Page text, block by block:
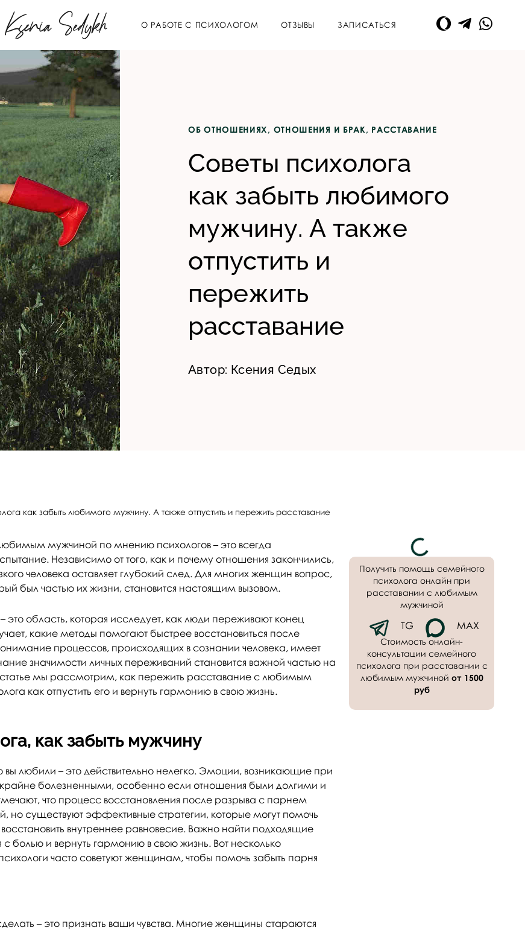
О РАБОТЕ С ПСИХОЛОГОМ ОТЗЫВЫ ЗАПИСАТЬСЯ
ОБ ОТНОШЕНИЯХ, ОТНОШЕНИЯ И БРАК, РАССТАВАНИЕ
Советы психолога
как забыть любимого
мужчину. А также
отпустить и
пережить
расставание
Автор: Ксения Седых
как забыть любимого мужчину. А также отпустить и пережить расставание
мужчиной по мнению психологов – это всегда
Независимо от того, как и почему отношения закончились,
человека оставляет глубокий след. Для многих женщин вопрос,
был частью их жизни, становится настоящим вызовом.
это область, которая исследует, как люди переживают конец
какие методы помогают быстрее восстановиться после
процессов, происходящих в сознании человека, имеет
значимости личных переживаний становится важной частью на
статье мы рассмотрим, как пережить расставание с любимым
как отпустить его и вернуть гармонию в свою жизнь.
как забыть мужчину
вы любили – это действительно нелегко. Эмоции, возникающие при
крайне болезненными, особенно если отношения были долгими и
что процесс восстановления после разрыва с парнем
но существуют эффективные стратегии, которые могут помочь
внутреннее равновесие. Важно найти подходящие
с болью и вернуть гармонию в свою жизнь. Вот несколько
часто советуют женщинам, чтобы помочь забыть парня
– это признать ваши чувства. Многие женщины стараются
Получить помощь семейного
психолога онлайн при
расставании с любимым
мужчиной
TG MAX
Стоимость онлайн-
консультации семейного
психолога при расставании с
любимым мужчиной от 1500
руб